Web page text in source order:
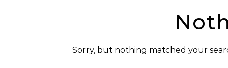
Sorry, but nothing matched your